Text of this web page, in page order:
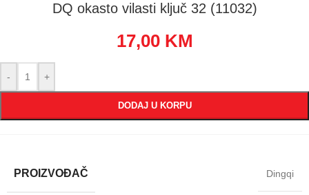
DQ okasto vilasti ključ 32 (11032)
17,00 KM
- +
DODAJ U KORPU
PROIZVOĐAČ Dingqi